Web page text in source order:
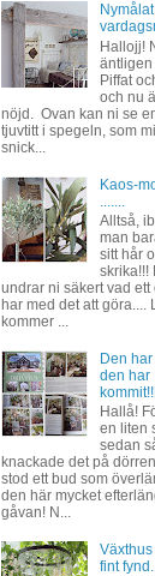
Nymålat
Hallojj!
äntligen
Piffat
och nu
nöjd. Ovan kan ni se
tjuvtitt i spegeln, som
snick...
Kaos-
Alltså,
man
sitt hår
skrika!!!
undrar ni säkert vad ett
har med det att göra....
kommer ...
Den har
den har
Hallå!
en liten
sedan
knackade det på
stod ett bud som
den här mycket
gåvan! N...
fint